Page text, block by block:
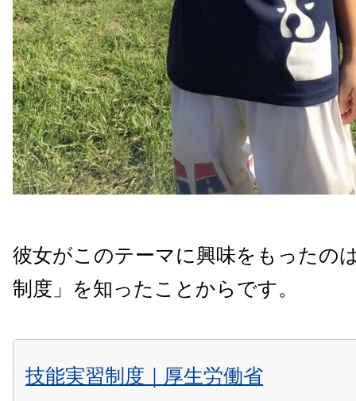
彼女がこのテーマに興味をもったの
制度」を知ったことからです。
技能実習制度｜厚生労働省